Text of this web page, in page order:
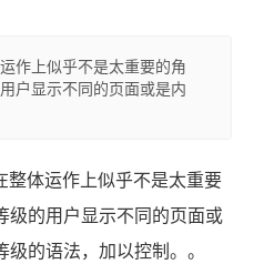
作上似乎不是太重要的角
户显示不同的页面或是内
整体运作上似乎不是太重要
级的用户显示不同的页面或
的语法，加以控制。。